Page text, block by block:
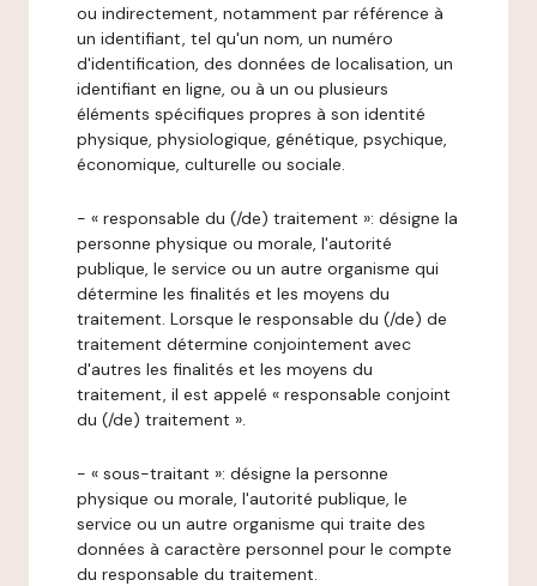
ou indirectement, notamment par référence à
un identifiant, tel qu'un nom, un numéro
d'identification, des données de localisation, un
identifiant en ligne, ou à un ou plusieurs
éléments spécifiques propres à son identité
physique, physiologique, génétique, psychique,
économique, culturelle ou sociale.
- « responsable du (/de) traitement »: désigne la
personne physique ou morale, l'autorité
publique, le service ou un autre organisme qui
détermine les finalités et les moyens du
traitement. Lorsque le responsable du (/de) de
traitement détermine conjointement avec
d'autres les finalités et les moyens du
traitement, il est appelé « responsable conjoint
du (/de) traitement ».
- « sous-traitant »: désigne la personne
physique ou morale, l'autorité publique, le
service ou un autre organisme qui traite des
données à caractère personnel pour le compte
du responsable du traitement.